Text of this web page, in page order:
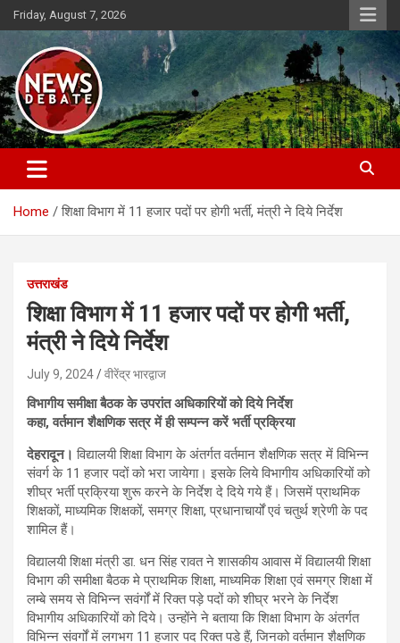
Skip
to
content
Friday, August 7, 2026
News Debate
Home शिक्षा विभाग में 11 हजार पदों पर होगी भर्ती, मंत्री ने दिये निर्देश
उत्तराखंड
शिक्षा विभाग में 11 हजार पदों पर होगी भर्ती,
मंत्री ने दिये निर्देश
July 9, 2024 वीरेंद्र भारद्वाज
विभागीय समीक्षा बैठक के उपरांत अधिकारियों को दिये निर्देश
कहा, वर्तमान शैक्षणिक सत्र में ही सम्पन्न करें भर्ती प्रक्रिया
देहरादून। विद्यालयी शिक्षा विभाग के अंतर्गत वर्तमान शैक्षणिक सत्र में विभिन्न
संवर्ग के 11 हजार पदों को भरा जायेगा। इसके लिये विभागीय अधिकारियों को
शीघ्र भर्ती प्रक्रिया शुरू करने के निर्देश दे दिये गये हैं। जिसमें प्राथमिक
शिक्षकों, माध्यमिक शिक्षकों, समग्र शिक्षा, प्रधानाचार्यों एवं चतुर्थ श्रेणी के पद
शामिल हैं।
विद्यालयी शिक्षा मंत्री डा. धन सिंह रावत ने शासकीय आवास में विद्यालयी शिक्षा
विभाग की समीक्षा बैठक मे प्राथमिक शिक्षा, माध्यमिक शिक्षा एवं समग्र शिक्षा में
लम्बे समय से विभिन्न सवंर्गों में रिक्त पड़े पदों को शीघ्र भरने के निर्देश
विभागीय अधिकारियों को दिये। उन्होंने ने बताया कि शिक्षा विभाग के अंतर्गत
विभिन्न संवर्गों में लगभग 11 हजार पद रिक्त पडे हैं, जिनको वर्तमान शैक्षणिक